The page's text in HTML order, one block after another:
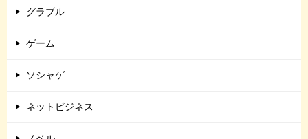
グラブル
ゲーム
ソシャゲ
ネットビジネス